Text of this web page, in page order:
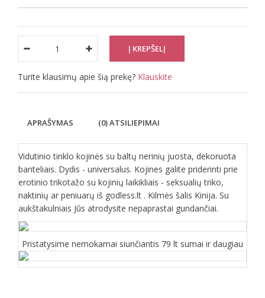
Turite klausimų apie šią prekę? Klauskite
APRAŠYMAS (0) ATSILIEPIMAI
Vidutinio tinklo kojinės su baltų nerinių juosta, dekoruota
banteliais. Dydis - universalus. Kojines galite priderinti prie
erotinio trikotažo su kojinių laikikliais - seksualių triko,
naktinių ar peniuarų iš godless.lt . Kilmės šalis Kinija. Su
aukštakulniais Jūs atrodysite nepaprastai gundančiai.
Pristatysime nemokamai siunčiantis 79 lt sumai ir daugiau